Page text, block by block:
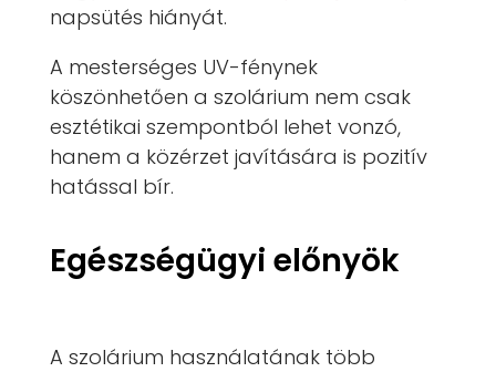
napsütés hiányát.
A mesterséges UV-fénynek
köszönhetően a szolárium nem csak
esztétikai szempontból lehet vonzó,
hanem a közérzet javítására is pozitív
hatással bír.
Egészségügyi előnyök
A szolárium használatának több